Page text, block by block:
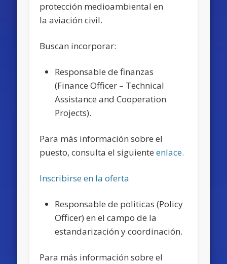
protección medioambiental en
la aviación civil.
Buscan incorporar:
Responsable de finanzas
(Finance Officer – Technical
Assistance and Cooperation
Projects).
Para más información sobre el
puesto, consulta el siguienteenlace.
Inscribirse en la oferta
Responsable de politicas (Policy
Officer) en el campo de la
estandarización y coordinación.
Para más información sobre el